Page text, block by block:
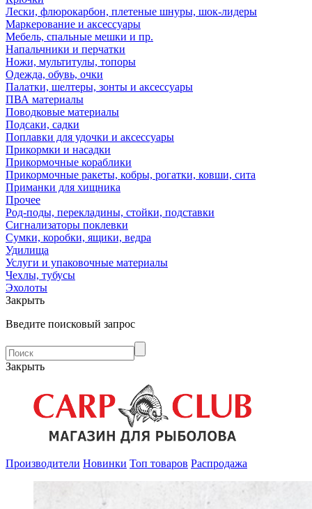
Лески, флюрокарбон, плетеные шнуры, шок-лидеры
Маркерование и аксессуары
Мебель, спальные мешки и пр.
Напальчники и перчатки
Ножи, мультитулы, топоры
Одежда, обувь, очки
Палатки, шелтеры, зонты и аксессуары
ПВА материалы
Поводковые материалы
Подсаки, садки
Поплавки для удочки и аксессуары
Прикормки и насадки
Прикормочные кораблики
Прикормочные ракеты, кобры, рогатки, ковши, сита
Приманки для хищника
Прочее
Род-поды, перекладины, стойки, подставки
Сигнализаторы поклевки
Сумки, коробки, ящики, ведра
Удилища
Услуги и упаковочные материалы
Чехлы, тубусы
Эхолоты
Закрыть
Введите поисковый запрос
Закрыть
Производители Новинки Топ товаров Распродажа